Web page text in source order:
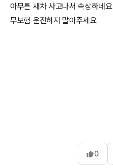
아무튼 새차 사고나서 속상하네요
무보험 운전하지 말아주세요
0